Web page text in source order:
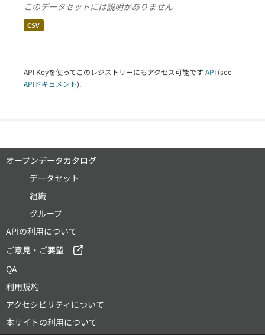
このデータセットには説明がありません
CSV
API Keyを使ってこのレジストリーにもアクセス可能です API (see
APIドキュメント).
オープンデータカタログ
データセット
組織
グループ
APIの利用について
ご意見・ご要望
QA
利用規約
アクセシビリティについて
本サイトの利用について